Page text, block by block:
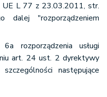
UE L 77 z 23.03.2011, str.
"rozporządzeniem
rozporządzenia usługi
art. 24 ust. 2 dyrektywy
następujące